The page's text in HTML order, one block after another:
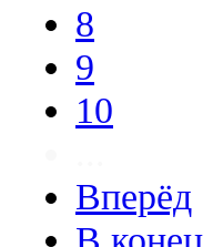
8
9
10
Вперёд